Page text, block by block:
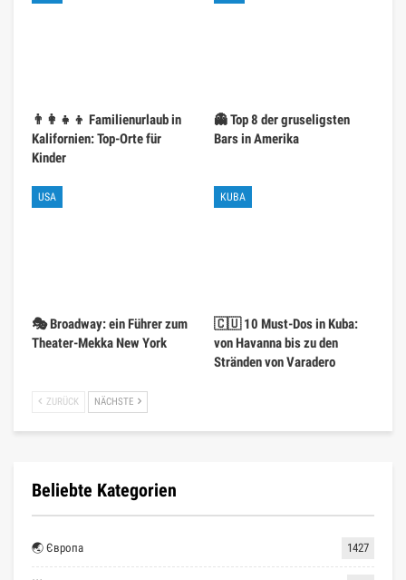
👨‍👩‍👧‍👦 Familienurlaub in
Kalifornien: Top-Orte für
Kinder
👻 Top 8 der gruseligsten
Bars in Amerika
USA
🎭 Broadway: ein Führer zum
Theater-Mekka New York
KUBA
🇨🇺 10 Must-Dos in Kuba:
von Havanna bis zu den
Stränden von Varadero
ZURÜCK NÄCHSTE
Beliebte Kategorien
🌏 Європа 1427